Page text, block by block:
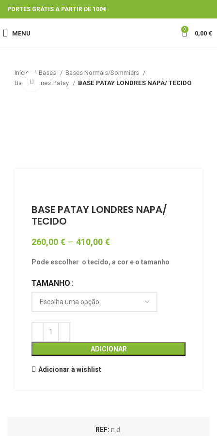
PORTES GRÁTIS A PARTIR DE 100€
MENU
0
0,00 €
Início Bases
Bases Normais/Sommiers
Bases firmes Patay
BASE PATAY LONDRES NAPA/ TECIDO
Click to enlarge
BASE PATAY LONDRES NAPA/
TECIDO
260,00 € – 410,00 €
Pode escolher o tecido, a cor e o tamanho
TAMANHO
ADICIONAR
Adicionar à wishlist
REF: n.d.